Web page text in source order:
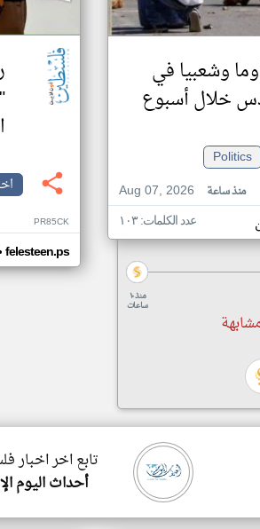
وشعبيا في
خلال أسبوع
Politics
Aug 07, 2026
منذ ساعة
عدد الكلمات: ١٠٣
منذ ١٠
ساعات
PR85CK
felesteen.ps
تابع اخر اخبار
أحداث اليوم